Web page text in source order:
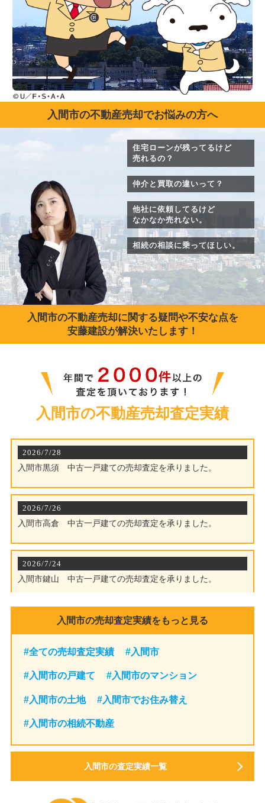
入間市の不動産売却でお悩みの方へ
住宅ローンが残ってるけど
売れるの？
仲介と買取の違いって？
他社に依頼してるけど
なかなか売れない。
相続の相談に乗ってほしい。
入間市の不動産売却に関する疑問や不安な点を
安藤建設が解決いたします！
入間市の不動産売却査定実績
入間市の売却査定実績をもっと見る
#全ての売却査定実績 #入間市
#入間市の戸建て #入間市のマンション
#入間市の土地 #入間市でお住み替え
#入間市の相続不動産
入間市の査定実績一覧